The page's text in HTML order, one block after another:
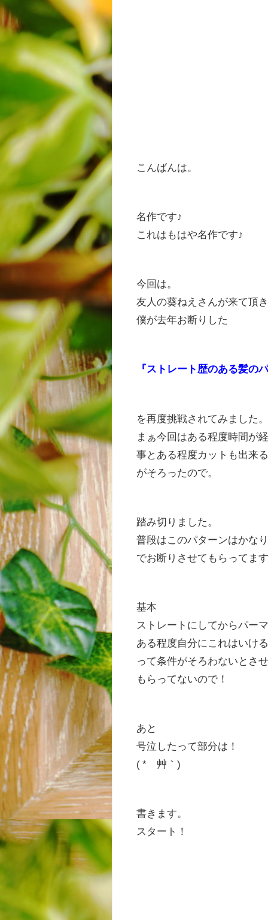
こんばんは。
名作です♪
これはもはや名作です♪
今回は。
友人の葵ねえさんが来て頂
僕が去年お断りした
『ストレート歴のある髪のパ
を再度挑戦されてみました。
まぁ今回はある程度時間が
事とある程度カットも出来
がそろったので。
踏み切りました。
普段はこのパターンはかな
でお断りさせてもらってます
基本
ストレートにしてからパー
ある程度自分にこれはいける
って条件がそろわないとさ
もらってないので！
あと
号泣したって部分は！
( *´艸｀)
書きます。
スタート！
ス